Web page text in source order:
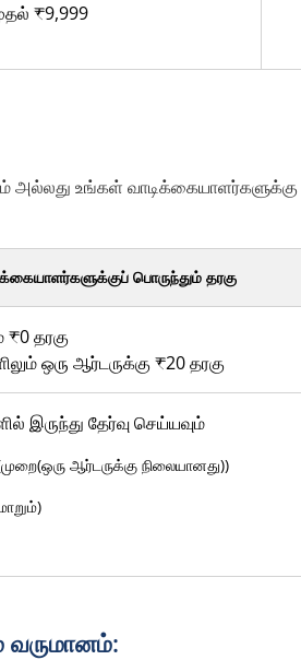
₹9,999
அல்லது உங்கள் வாடிக்கையாளர்களுக்கு
பொருந்தும் தரகு
₹0 தரகு
ஒரு ஆர்டருக்கு ₹20 தரகு
இருந்து தேர்வு செய்யவும்
ஆர்டருக்கு நிலையானது))
வருமானம்: